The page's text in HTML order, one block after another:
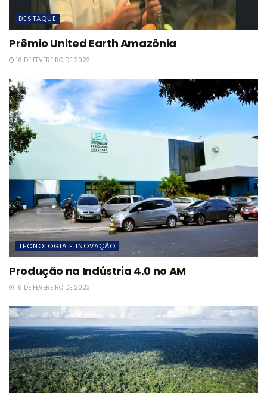
DESTAQUE
Prêmio United Earth Amazônia
16 DE FEVEREIRO DE 2023
TECNOLOGIA E INOVAÇÃO
Produção na Indústria 4.0 no AM
16 DE FEVEREIRO DE 2023